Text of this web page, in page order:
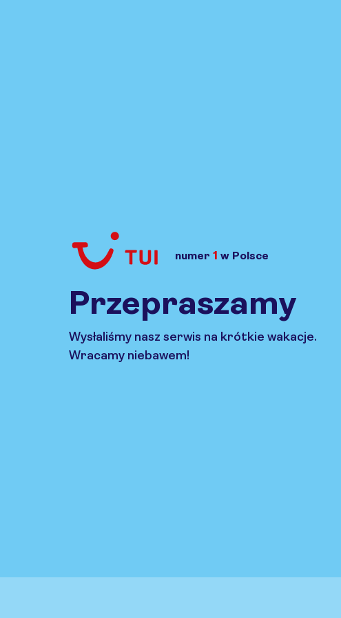
numer 1 w Polsce
Przepraszamy
Wysłaliśmy nasz serwis na krótkie wakacje.
Wracamy niebawem!